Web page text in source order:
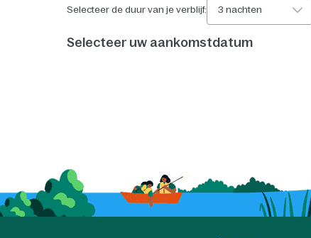
Selecteer de duur van je verblijf: 3 nachten
Selecteer uw aankomstdatum